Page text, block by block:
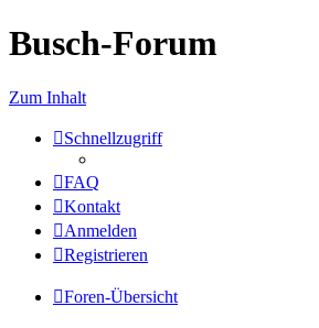
Busch-Forum
Zum Inhalt
Schnellzugriff
FAQ
Kontakt
Anmelden
Registrieren
Foren-Übersicht